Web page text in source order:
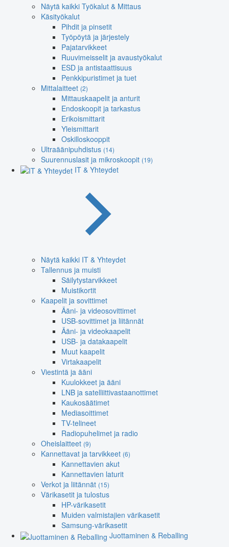
Näytä kaikki Työkalut & Mittaus
Käsityökalut
Pihdit ja pinsetit
Työpöytä ja järjestely
Pajatarvikkeet
Ruuvimeisselit ja avaustyökalut
ESD ja antistaattisuus
Penkkipuristimet ja tuet
Mittalaitteet (2)
Mittauskaapelit ja anturit
Endoskoopit ja tarkastus
Erikoismittarit
Yleismittarit
Oskilloskooppit
Ultraäänipuhdistus (14)
Suurennuslasit ja mikroskoopit (19)
IT & Yhteydet
Näytä kaikki IT & Yhteydet
Tallennus ja muisti
Säilytystarvikkeet
Muistikortit
Kaapelit ja sovittimet
Ääni- ja videosovittimet
USB-sovittimet ja liitännät
Ääni- ja videokaapelit
USB- ja datakaapelit
Muut kaapelit
Virtakaapelit
Viestintä ja ääni
Kuulokkeet ja ääni
LNB ja satelliittivastaanottimet
Kaukosäätimet
Mediasoittimet
TV-telineet
Radiopuhelimet ja radio
Oheislaitteet (9)
Kannettavat ja tarvikkeet (6)
Kannettavien akut
Kannettavien laturit
Verkot ja liitännät (15)
Värikasetit ja tulostus
HP-värikasetit
Muiden valmistajien värikasetit
Samsung-värikasetit
Juottaminen & Reballing